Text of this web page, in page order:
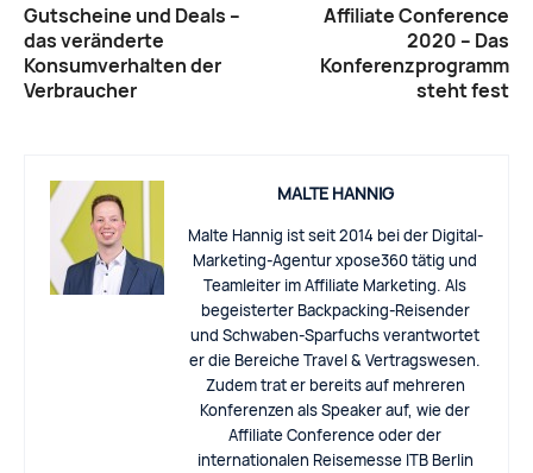
Gutscheine und Deals –
das veränderte
Konsumverhalten der
Verbraucher
Affiliate Conference
2020 – Das
Konferenzprogramm
steht fest
MALTE HANNIG
Malte Hannig ist seit 2014 bei der Digital-
Marketing-Agentur xpose360 tätig und
Teamleiter im Affiliate Marketing. Als
begeisterter Backpacking-Reisender
und Schwaben-Sparfuchs verantwortet
er die Bereiche Travel & Vertragswesen.
Zudem trat er bereits auf mehreren
Konferenzen als Speaker auf, wie der
Affiliate Conference oder der
internationalen Reisemesse ITB Berlin